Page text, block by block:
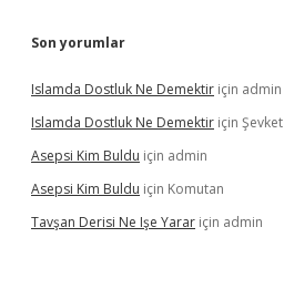
Son yorumlar
Islamda Dostluk Ne Demektir için admin
Islamda Dostluk Ne Demektir için Şevket
Asepsi Kim Buldu için admin
Asepsi Kim Buldu için Komutan
Tavşan Derisi Ne Işe Yarar için admin